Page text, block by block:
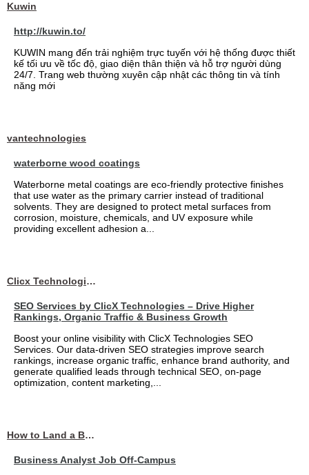
Kuwin
http://kuwin.to/
KUWIN mang đến trải nghiệm trực tuyến với hệ thống được thiết
kế tối ưu về tốc độ, giao diện thân thiện và hỗ trợ người dùng
24/7. Trang web thường xuyên cập nhật các thông tin và tính
năng mới
vantechnologies
waterborne wood coatings
Waterborne metal coatings are eco-friendly protective finishes
that use water as the primary carrier instead of traditional
solvents. They are designed to protect metal surfaces from
corrosion, moisture, chemicals, and UV exposure while
providing excellent adhesion a...
Clicx Technologies
SEO Services by ClicX Technologies – Drive Higher
Rankings, Organic Traffic & Business Growth
Boost your online visibility with ClicX Technologies SEO
Services. Our data-driven SEO strategies improve search
rankings, increase organic traffic, enhance brand authority, and
generate qualified leads through technical SEO, on-page
optimization, content marketing,...
How to Land a Business Analyst Job Off-Campus When Your College Has Zero Tech Connections
Business Analyst Job Off-Campus